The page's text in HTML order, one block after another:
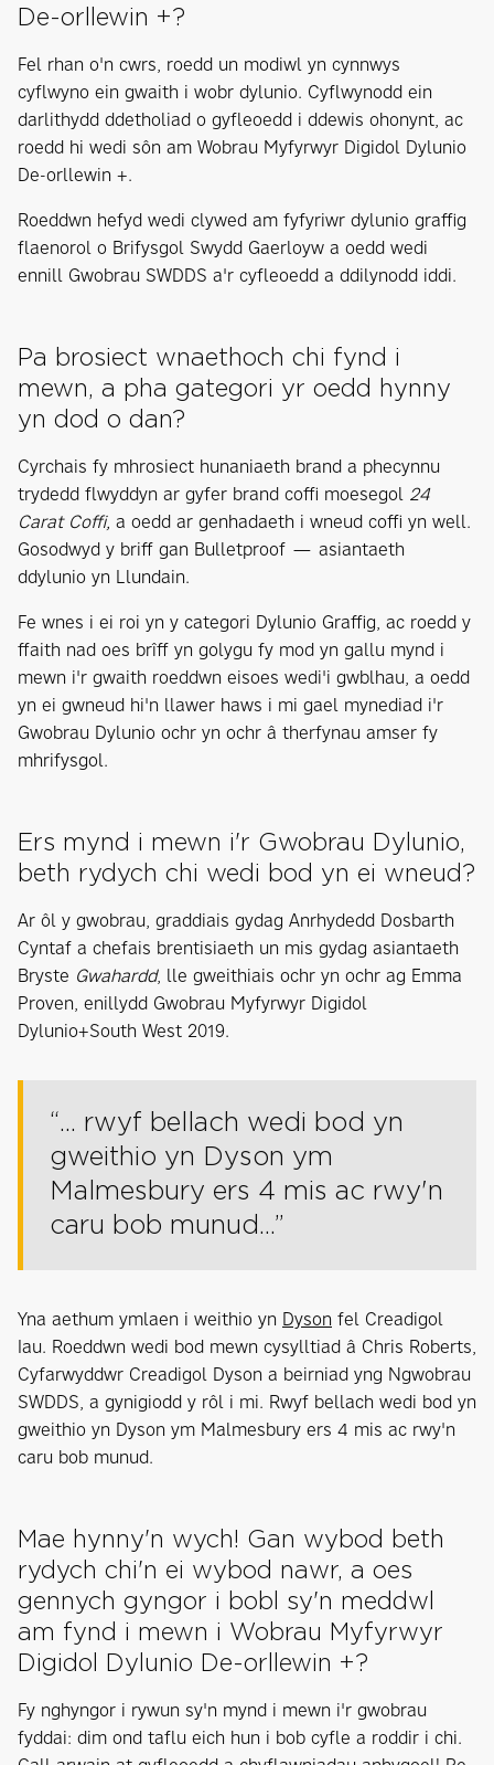
De-orllewin +?
Fel rhan o'n cwrs, roedd un modiwl yn cynnwys
cyflwyno ein gwaith i wobr dylunio. Cyflwynodd ein
darlithydd ddetholiad o gyfleoedd i ddewis ohonynt, ac
roedd hi wedi sôn am Wobrau Myfyrwyr Digidol Dylunio
De-orllewin +.
Roeddwn hefyd wedi clywed am fyfyriwr dylunio graffig
flaenorol o Brifysgol Swydd Gaerloyw a oedd wedi
ennill Gwobrau SWDDS a'r cyfleoedd a ddilynodd iddi.
Pa brosiect wnaethoch chi fynd i
mewn, a pha gategori yr oedd hynny
yn dod o dan?
Cyrchais fy mhrosiect hunaniaeth brand a phecynnu
trydedd flwyddyn ar gyfer brand coffi moesegol 24
Carat Coffi, a oedd ar genhadaeth i wneud coffi yn well.
Gosodwyd y briff gan Bulletproof — asiantaeth
ddylunio yn Llundain.
Fe wnes i ei roi yn y categori Dylunio Graffig, ac roedd y
ffaith nad oes brîff yn golygu fy mod yn gallu mynd i
mewn i'r gwaith roeddwn eisoes wedi'i gwblhau, a oedd
yn ei gwneud hi'n llawer haws i mi gael mynediad i'r
Gwobrau Dylunio ochr yn ochr â therfynau amser fy
mhrifysgol.
Ers mynd i mewn i'r Gwobrau Dylunio,
beth rydych chi wedi bod yn ei wneud?
Ar ôl y gwobrau, graddiais gydag Anrhydedd Dosbarth
Cyntaf a chefais brentisiaeth un mis gydag asiantaeth
Bryste Gwahardd, lle gweithiais ochr yn ochr ag Emma
Proven, enillydd Gwobrau Myfyrwyr Digidol
Dylunio+South West 2019.
“... rwyf bellach wedi bod yn
gweithio yn Dyson ym
Malmesbury ers 4 mis ac rwy'n
caru bob munud...”
Yna aethum ymlaen i weithio yn Dyson fel Creadigol
Iau. Roeddwn wedi bod mewn cysylltiad â Chris Roberts,
Cyfarwyddwr Creadigol Dyson a beirniad yng Ngwobrau
SWDDS, a gynigiodd y rôl i mi. Rwyf bellach wedi bod yn
gweithio yn Dyson ym Malmesbury ers 4 mis ac rwy'n
caru bob munud.
Mae hynny'n wych! Gan wybod beth
rydych chi'n ei wybod nawr, a oes
gennych gyngor i bobl sy'n meddwl
am fynd i mewn i Wobrau Myfyrwyr
Digidol Dylunio De-orllewin +?
Fy nghyngor i rywun sy'n mynd i mewn i'r gwobrau
fyddai: dim ond taflu eich hun i bob cyfle a roddir i chi.